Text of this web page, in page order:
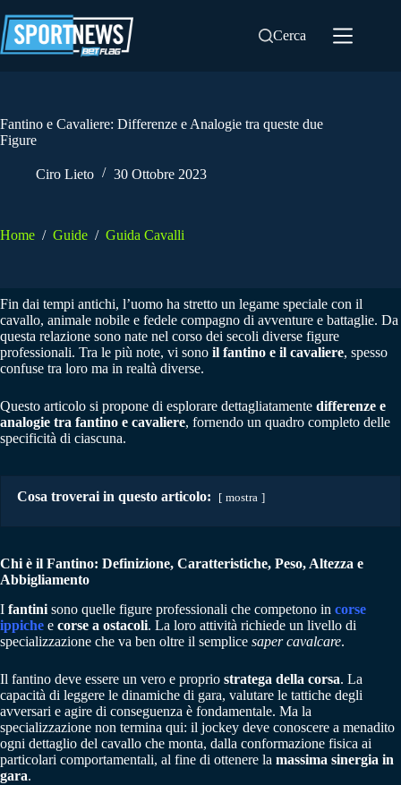
al
contenuto
Cerca
Fantino e Cavaliere: Differenze e Analogie tra queste due
Figure
Ciro Lieto 30 Ottobre 2023
Home / Guide / Guida Cavalli
Fin dai tempi antichi, l’uomo ha stretto un legame speciale con il
cavallo, animale nobile e fedele compagno di avventure e battaglie. Da
questa relazione sono nate nel corso dei secoli diverse figure
professionali. Tra le più note, vi sono il fantino e il cavaliere, spesso
confuse tra loro ma in realtà diverse.
Questo articolo si propone di esplorare dettagliatamente differenze e
analogie tra fantino e cavaliere, fornendo un quadro completo delle
specificità di ciascuna.
Cosa troverai in questo articolo: mostra
Chi è il Fantino: Definizione, Caratteristiche, Peso, Altezza e
Abbigliamento
I fantini sono quelle figure professionali che competono in corse
ippiche e corse a ostacoli. La loro attività richiede un livello di
specializzazione che va ben oltre il semplice saper cavalcare.
Il fantino deve essere un vero e proprio stratega della corsa. La
capacità di leggere le dinamiche di gara, valutare le tattiche degli
avversari e agire di conseguenza è fondamentale. Ma la
specializzazione non termina qui: il jockey deve conoscere a menadito
ogni dettaglio del cavallo che monta, dalla conformazione fisica ai
particolari comportamentali, al fine di ottenere la massima sinergia in
gara.